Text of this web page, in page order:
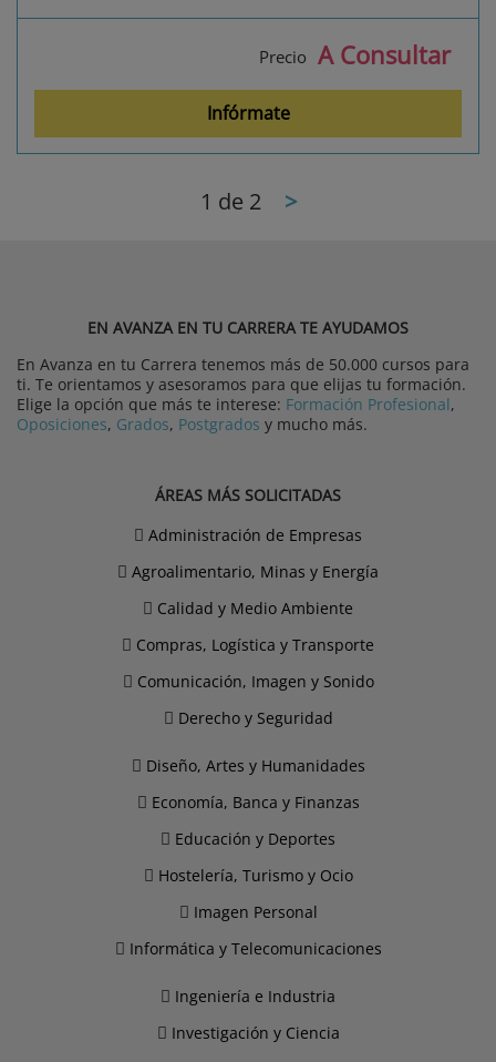
Precio A Consultar
Infórmate
1 de 2 >
EN AVANZA EN TU CARRERA TE AYUDAMOS
En Avanza en tu Carrera tenemos más de 50.000 cursos para
ti. Te orientamos y asesoramos para que elijas tu formación.
Elige la opción que más te interese: Formación Profesional,
Oposiciones, Grados, Postgrados y mucho más.
ÁREAS MÁS SOLICITADAS
Administración de Empresas
Agroalimentario, Minas y Energía
Calidad y Medio Ambiente
Compras, Logística y Transporte
Comunicación, Imagen y Sonido
Derecho y Seguridad
Diseño, Artes y Humanidades
Economía, Banca y Finanzas
Educación y Deportes
Hostelería, Turismo y Ocio
Imagen Personal
Informática y Telecomunicaciones
Ingeniería e Industria
Investigación y Ciencia